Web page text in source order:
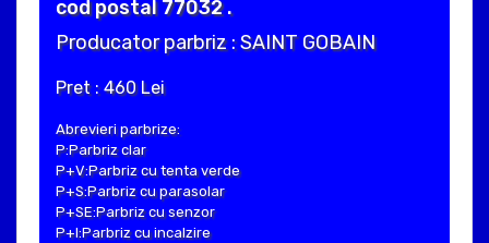
cod postal 77032 .
Producator parbriz : SAINT GOBAIN
Pret : 460 Lei
Abrevieri parbrize:
P:Parbriz clar
P+V:Parbriz cu tenta verde
P+S:Parbriz cu parasolar
P+SE:Parbriz cu senzor
P+I:Parbriz cu incalzire